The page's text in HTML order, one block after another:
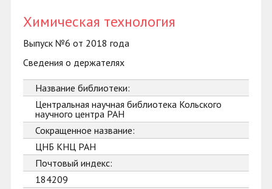
Химическая технология
Выпуск №6 от 2018 года
Сведения о держателях
Название библиотеки:
Центральная научная библиотека Кольского
научного центра РАН
Сокращенное название:
ЦНБ КНЦ РАН
Почтовый индекс:
184209